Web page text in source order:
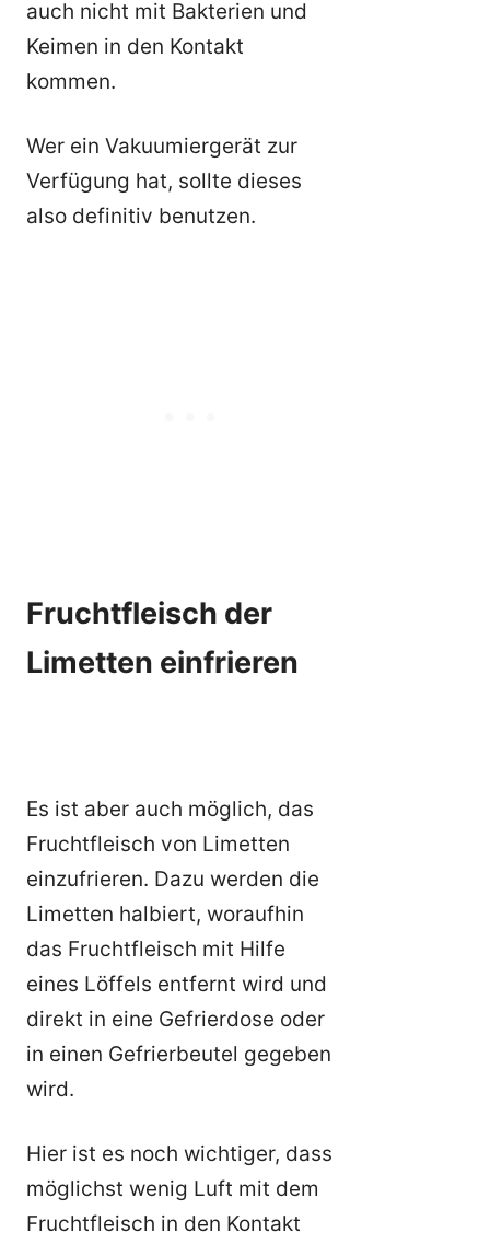
auch nicht mit Bakterien und
Keimen in den Kontakt
kommen.
Wer ein Vakuumiergerät zur
Verfügung hat, sollte dieses
also definitiv benutzen.
Fruchtfleisch der
Limetten einfrieren
Es ist aber auch möglich, das
Fruchtfleisch von Limetten
einzufrieren. Dazu werden die
Limetten halbiert, woraufhin
das Fruchtfleisch mit Hilfe
eines Löffels entfernt wird und
direkt in eine Gefrierdose oder
in einen Gefrierbeutel gegeben
wird.
Hier ist es noch wichtiger, dass
möglichst wenig Luft mit dem
Fruchtfleisch in den Kontakt